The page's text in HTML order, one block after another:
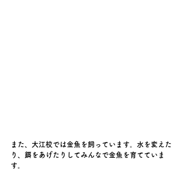
また、大江校では金魚を飼っています。水を変えた
り、餌をあげたりしてみんなで金魚を育てていま
す。